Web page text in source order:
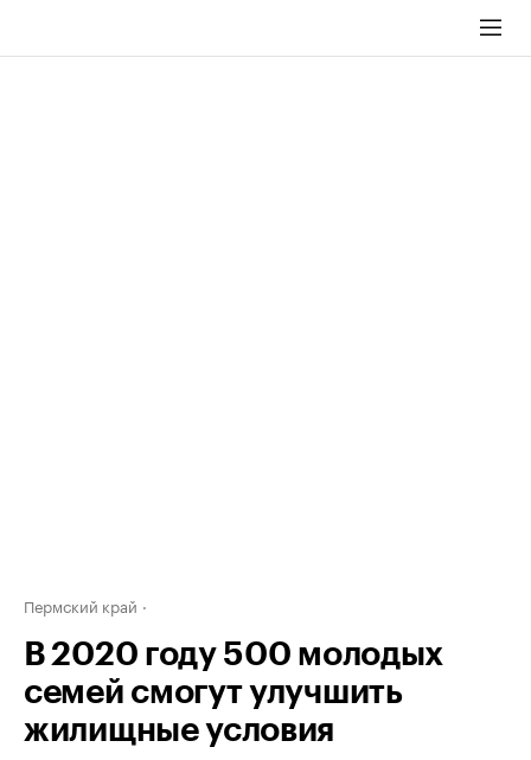
Пермский край
В 2020 году 500 молодых
семей смогут улучшить
жилищные условия